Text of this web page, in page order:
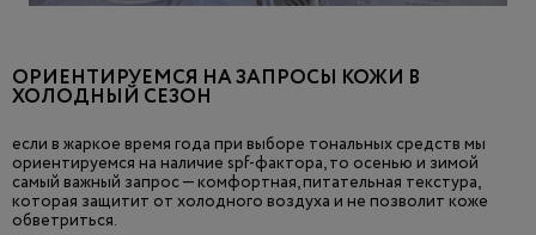
ОРИЕНТИРУЕМСЯ НА ЗАПРОСЫ КОЖИ В
ХОЛОДНЫЙ СЕЗОН
если в жаркое время года при выборе тональных средств мы
ориентируемся на наличие spf-фактора, то осенью и зимой
самый важный запрос — комфортная, питательная текстура,
которая защитит от холодного воздуха и не позволит коже
обветриться.